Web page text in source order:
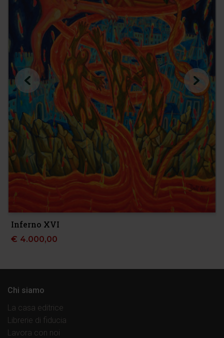
Inferno XVI
€ 4.000,00
Chi siamo
La casa editrice
Librerie di fiducia
Lavora con noi